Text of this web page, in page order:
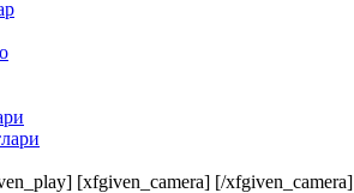
[xfgiven_camera] [/xfgiven_camera]